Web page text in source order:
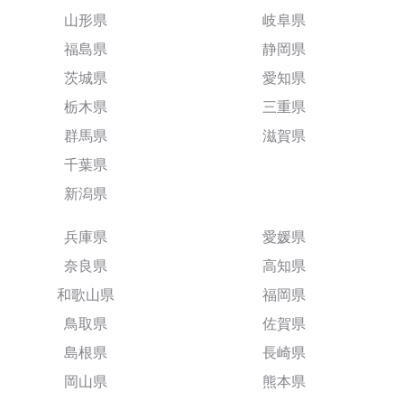
山形県
福島県
茨城県
栃木県
群馬県
千葉県
新潟県
岐阜県
静岡県
愛知県
三重県
滋賀県
兵庫県
奈良県
和歌山県
鳥取県
島根県
岡山県
愛媛県
高知県
福岡県
佐賀県
長崎県
熊本県